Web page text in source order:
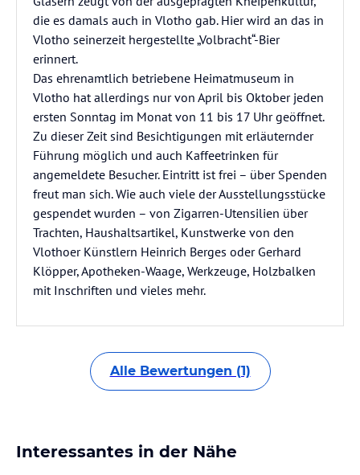
die es damals auch in Vlotho gab. Hier wird an das in
Vlotho seinerzeit hergestellte „Volbracht“-Bier
erinnert.
Das ehrenamtlich betriebene Heimatmuseum in
Vlotho hat allerdings nur von April bis Oktober jeden
ersten Sonntag im Monat von 11 bis 17 Uhr geöffnet.
Zu dieser Zeit sind Besichtigungen mit erläuternder
Führung möglich und auch Kaffeetrinken für
angemeldete Besucher. Eintritt ist frei – über Spenden
freut man sich. Wie auch viele der Ausstellungsstücke
gespendet wurden – von Zigarren-Utensilien über
Trachten, Haushaltsartikel, Kunstwerke von den
Vlothoer Künstlern Heinrich Berges oder Gerhard
Klöpper, Apotheken-Waage, Werkzeuge, Holzbalken
mit Inschriften und vieles mehr.
Alle Bewertungen (1)
Interessantes in der Nähe